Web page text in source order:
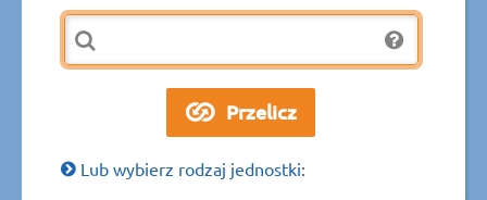
Lub wybierz rodzaj jednostki: